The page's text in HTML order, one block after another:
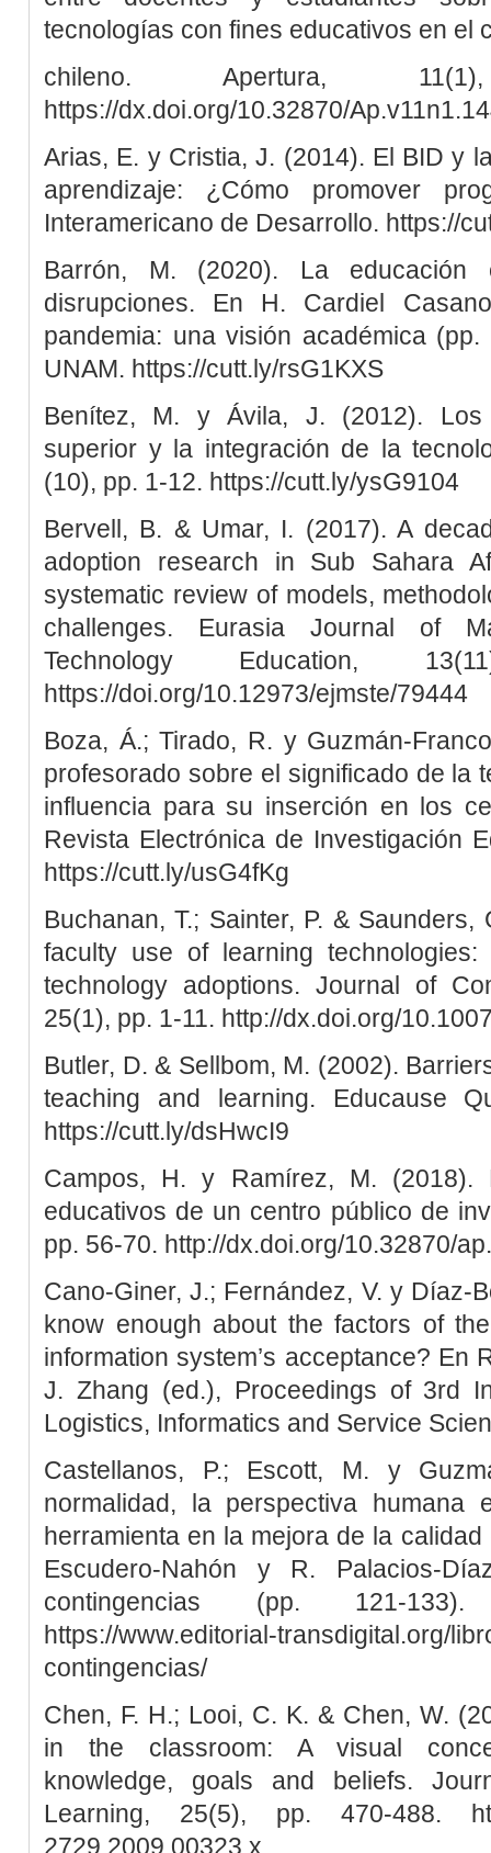
tecnologías con fines educativos en el
chileno. Apertura,
https://dx.doi.org/10.32870/
Arias, E. y Cristia, J. (2014). El BID y
aprendizaje: ¿Cómo promover
Interamericano de Desarrollo. https://
Barrón, M. (2020). La educación
disrupciones. En H. Cardiel
pandemia: una visión académica
UNAM. https://cutt.ly/rsG1KXS
Benítez, M. y Ávila, J. (2012). Los
superior y la integración de la
(10), pp. 1-12. https://cutt.ly/ysG9104
Bervell, B. & Umar, I. (2017). A
adoption research in Sub Sahara
systematic review of models,
challenges. Eurasia Journal of
Technology Education,
https://doi.org/10.12973/ejmste/79444
Boza, Á.; Tirado, R. y Guzmán-
profesorado sobre el significado de la
influencia para su inserción en los
Revista Electrónica de Investigación
https://cutt.ly/usG4fKg
Buchanan, T.; Sainter, P. &
faculty use of learning
technology adoptions. Journal of
25(1), pp. 1-11. http://dx.doi.org/
Butler, D. & Sellbom, M. (2002).
teaching and learning. Educause
https://cutt.ly/dsHwcI9
Campos, H. y Ramírez, M.
educativos de un centro público de
pp. 56-70. http://dx.doi.org/10.32870/
Cano-Giner, J.; Fernández, V. y Díaz-
know enough about the factors of
information system’s acceptance? En
J. Zhang (ed.), Proceedings of 3rd
Logistics, Informatics and Service
Castellanos, P.; Escott, M. y
normalidad, la perspectiva humana
herramienta en la mejora de la
Escudero-Nahón y R. Palacios-
contingencias (pp. 121-133).
https://www.editorial-transdigital.org/
contingencias/
Chen, F. H.; Looi, C. K. & Chen, W.
in the classroom: A visual
knowledge, goals and beliefs.
Learning, 25(5), pp. 470-488.
2729.2009.00323.x